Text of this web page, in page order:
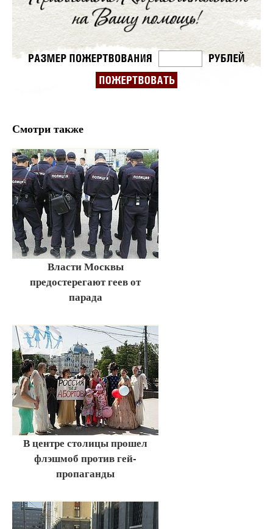
Смотри также
Власти Москвы
предостерегают геев от
парада
В центре столицы прошел
флэшмоб против гей-
пропаганды